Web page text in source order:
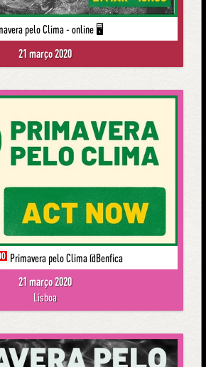
pelo Clima - online 🖥
21 março 2020
Primavera pelo Clima @Benfica
21 março 2020
Lisboa